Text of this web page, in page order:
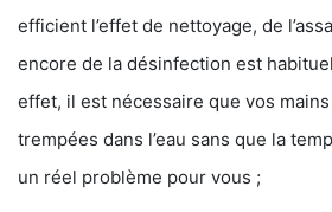
efficient l’effet de nettoyage, de
encore de la désinfection est
effet, il est nécessaire que vos
trempées dans l’eau sans que la
un réel problème pour vous ;